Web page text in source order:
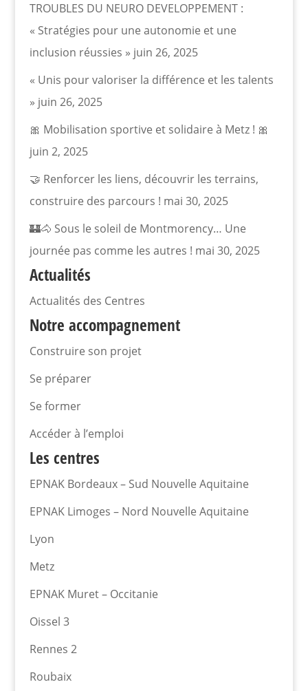
TROUBLES DU NEURO DEVELOPPEMENT :
« Stratégies pour une autonomie et une
inclusion réussies » juin 26, 2025
« Unis pour valoriser la différence et les talents
» juin 26, 2025
🎀 Mobilisation sportive et solidaire à Metz ! 🎀
juin 2, 2025
🤝 Renforcer les liens, découvrir les terrains,
construire des parcours ! mai 30, 2025
🏰🐴 Sous le soleil de Montmorency… Une
journée pas comme les autres ! mai 30, 2025
Actualités
Actualités des Centres
Notre accompagnement
Construire son projet
Se préparer
Se former
Accéder à l’emploi
Les centres
EPNAK Bordeaux – Sud Nouvelle Aquitaine
EPNAK Limoges – Nord Nouvelle Aquitaine
Lyon
Metz
EPNAK Muret – Occitanie
Oissel 3
Rennes 2
Roubaix